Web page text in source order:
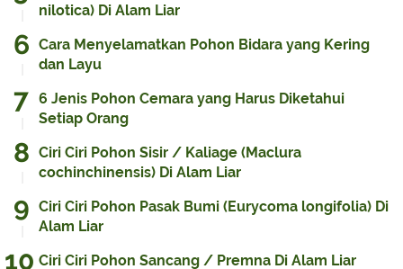
nilotica) Di Alam Liar
Cara Menyelamatkan Pohon Bidara yang Kering
dan Layu
6 Jenis Pohon Cemara yang Harus Diketahui
Setiap Orang
Ciri Ciri Pohon Sisir / Kaliage (Maclura
cochinchinensis) Di Alam Liar
Ciri Ciri Pohon Pasak Bumi (Eurycoma longifolia) Di
Alam Liar
Ciri Ciri Pohon Sancang / Premna Di Alam Liar